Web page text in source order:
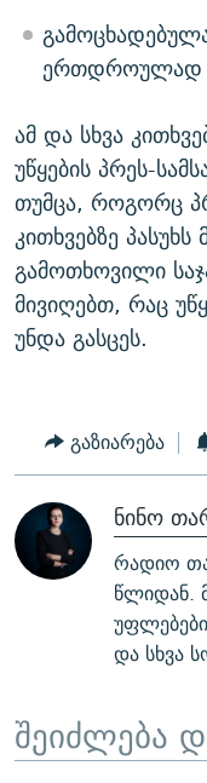
ერთდროულად
ამ და სხვა
უწყების პრეს-
თუმცა, როგორც
კითხვებზე
გამოთხოვილი
მივიღებთ, რაც
უნდა გასცეს.
გაზიარება
ნინო
რადიო
წლიდან.
და სხვა
შეიძლება